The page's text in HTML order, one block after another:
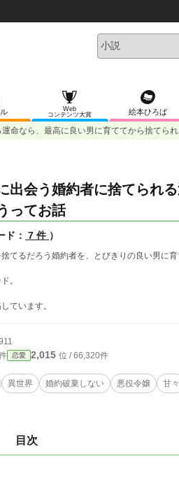
Web
コンテンツ大賞
絵本ひろば
命なら、最高に良い男に育ててから捨てら
出会う婚約者に捨てられ
ってお話
ド： 7 件 ）
てるだろう婚約者を、とびきりの良い男に
。
ています。
恋愛 2,015 位 / 66,320件
異世界 婚約破棄しない 悪役令嬢 甘々
目次